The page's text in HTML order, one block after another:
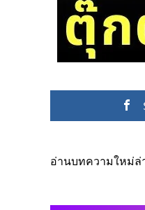
อ่านบทความใหม่ล่